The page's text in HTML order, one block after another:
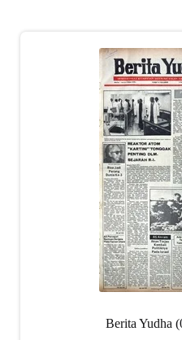
Cari Arsip
Berita Yudha